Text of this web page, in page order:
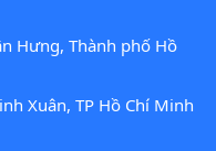
Hưng, Thành phố Hồ
Xuân, TP Hồ Chí Minh